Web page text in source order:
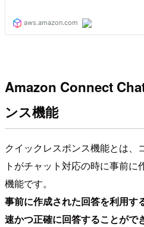
Amazon Connect
ンス機能
クイックレスポンス機能とは、
トがチャット対応の時に事前
機能です。
事前に作成された回答を利用す
速かつ正確に回答することがで